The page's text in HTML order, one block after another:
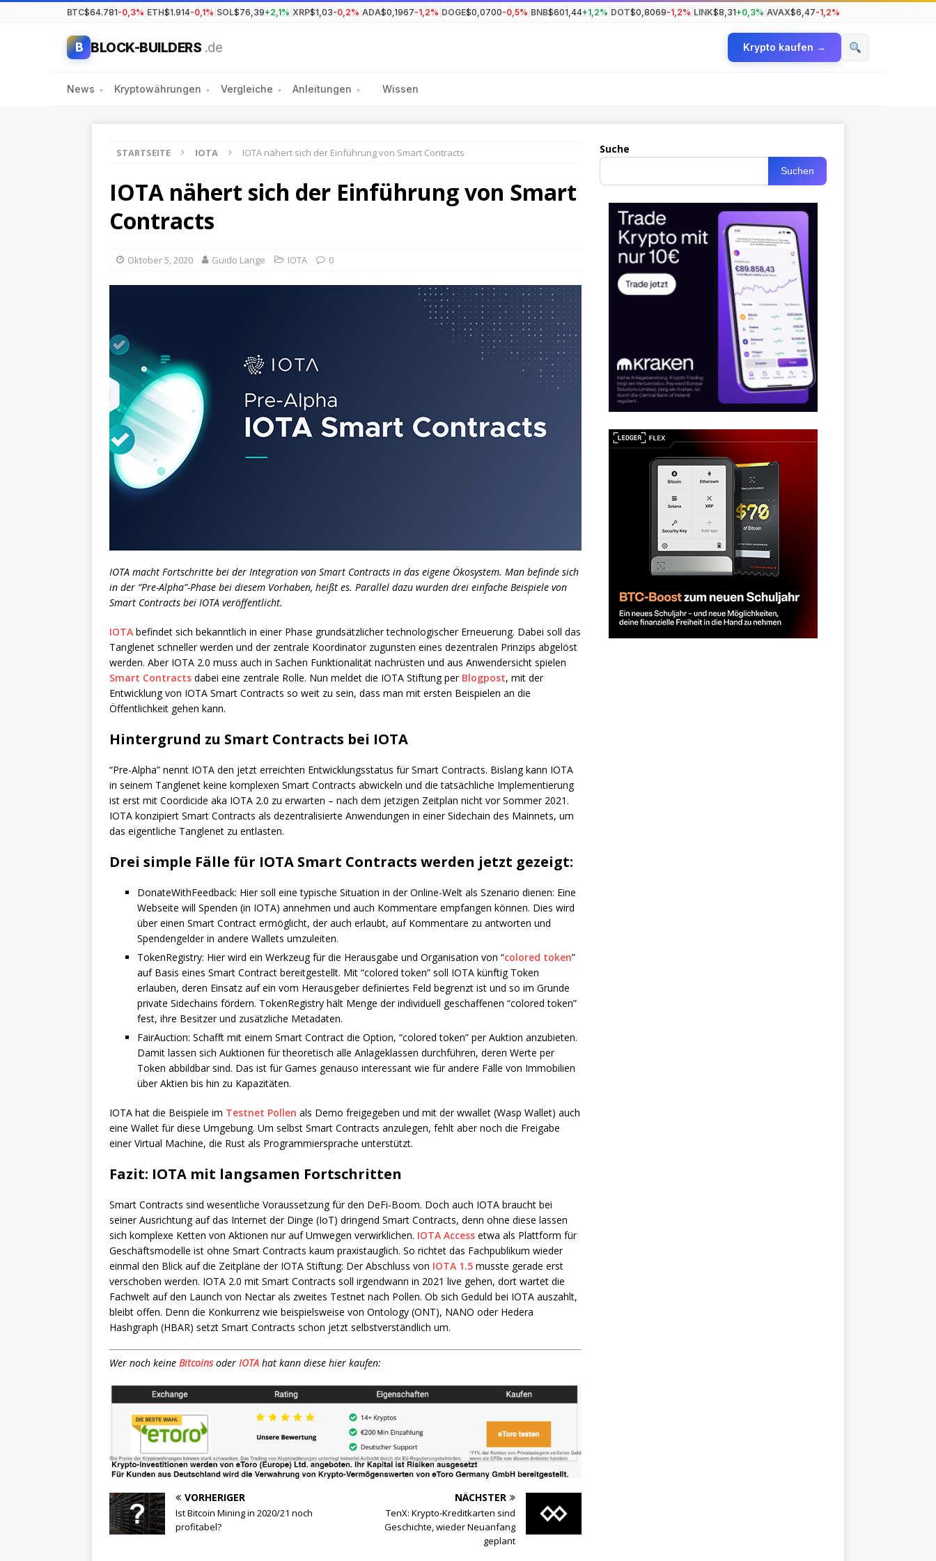
BTC$64.781-0,3% ETH$1.914-0,1% SOL$76,39+2,1% XRP$1,03-0,2% ADA$0,1967-1,2% DOGE$0,0700-0,5% BNB$601,44+1,2% DOT$0,8069-1,2% LINK$8,31+0,3% AVAX$6,47-1,2%
B BLOCK-BUILDERS .de Krypto kaufen →
News ▾ Kryptowährungen ▾ Vergleiche ▾ Anleitungen ▾ Wissen
STARTSEITE IOTA IOTA nähert sich der Einführung von Smart Contracts
IOTA nähert sich der Einführung von Smart
Contracts
Oktober 5, 2020 Guido Lange IOTA 0
IOTA macht Fortschritte bei der Integration von Smart Contracts in das eigene Ökosystem. Man befinde sich
in der “Pre-Alpha”-Phase bei diesem Vorhaben, heißt es. Parallel dazu wurden drei einfache Beispiele von
Smart Contracts bei IOTA veröffentlicht.
IOTA befindet sich bekanntlich in einer Phase grundsätzlicher technologischer Erneuerung. Dabei soll das
Tanglenet schneller werden und der zentrale Koordinator zugunsten eines dezentralen Prinzips abgelöst
werden. Aber IOTA 2.0 muss auch in Sachen Funktionalität nachrüsten und aus Anwendersicht spielen
Smart Contracts dabei eine zentrale Rolle. Nun meldet die IOTA Stiftung per Blogpost, mit der
Entwicklung von IOTA Smart Contracts so weit zu sein, dass man mit ersten Beispielen an die
Öffentlichkeit gehen kann.
Hintergrund zu Smart Contracts bei IOTA
“Pre-Alpha” nennt IOTA den jetzt erreichten Entwicklungsstatus für Smart Contracts. Bislang kann IOTA
in seinem Tanglenet keine komplexen Smart Contracts abwickeln und die tatsächliche Implementierung
ist erst mit Coordicide aka IOTA 2.0 zu erwarten – nach dem jetzigen Zeitplan nicht vor Sommer 2021.
IOTA konzipiert Smart Contracts als dezentralisierte Anwendungen in einer Sidechain des Mainnets, um
das eigentliche Tanglenet zu entlasten.
Drei simple Fälle für IOTA Smart Contracts werden jetzt gezeigt:
DonateWithFeedback: Hier soll eine typische Situation in der Online-Welt als Szenario dienen: Eine
Webseite will Spenden (in IOTA) annehmen und auch Kommentare empfangen können. Dies wird
über einen Smart Contract ermöglicht, der auch erlaubt, auf Kommentare zu antworten und
Spendengelder in andere Wallets umzuleiten.
TokenRegistry: Hier wird ein Werkzeug für die Herausgabe und Organisation von “colored token”
auf Basis eines Smart Contract bereitgestellt. Mit “colored token” soll IOTA künftig Token
erlauben, deren Einsatz auf ein vom Herausgeber definiertes Feld begrenzt ist und so im Grunde
private Sidechains fördern. TokenRegistry hält Menge der individuell geschaffenen “colored token”
fest, ihre Besitzer und zusätzliche Metadaten.
FairAuction: Schafft mit einem Smart Contract die Option, “colored token” per Auktion anzubieten.
Damit lassen sich Auktionen für theoretisch alle Anlageklassen durchführen, deren Werte per
Token abbildbar sind. Das ist für Games genauso interessant wie für andere Fälle von Immobilien
über Aktien bis hin zu Kapazitäten.
IOTA hat die Beispiele im Testnet Pollen als Demo freigegeben und mit der wwallet (Wasp Wallet) auch
eine Wallet für diese Umgebung. Um selbst Smart Contracts anzulegen, fehlt aber noch die Freigabe
einer Virtual Machine, die Rust als Programmiersprache unterstützt.
Fazit: IOTA mit langsamen Fortschritten
Smart Contracts sind wesentliche Voraussetzung für den DeFi-Boom. Doch auch IOTA braucht bei
seiner Ausrichtung auf das Internet der Dinge (IoT) dringend Smart Contracts, denn ohne diese lassen
sich komplexe Ketten von Aktionen nur auf Umwegen verwirklichen. IOTA Access etwa als Plattform für
Geschäftsmodelle ist ohne Smart Contracts kaum praxistauglich. So richtet das Fachpublikum wieder
einmal den Blick auf die Zeitpläne der IOTA Stiftung: Der Abschluss von IOTA 1.5 musste gerade erst
verschoben werden. IOTA 2.0 mit Smart Contracts soll irgendwann in 2021 live gehen, dort wartet die
Fachwelt auf den Launch von Nectar als zweites Testnet nach Pollen. Ob sich Geduld bei IOTA auszahlt,
bleibt offen. Denn die Konkurrenz wie beispielsweise von Ontology (ONT), NANO oder Hedera
Hashgraph (HBAR) setzt Smart Contracts schon jetzt selbstverständlich um.
Wer noch keine Bitcoinsoder IOTA hat kann diese hier kaufen:
VORHERIGER
Ist Bitcoin Mining in 2020/21 noch
profitabel?
NÄCHSTER
TenX: Krypto-Kreditkarten sind
Geschichte, wieder Neuanfang
geplant
Suche
Suchen